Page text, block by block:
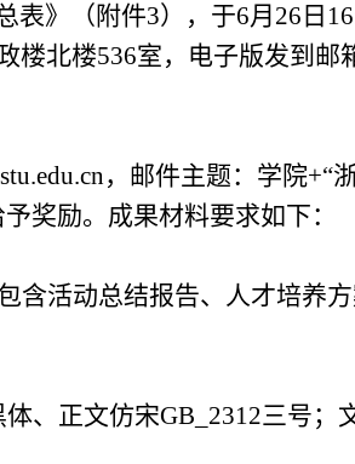
表》（附件3），于6月26 日
楼北楼536室，电子版发到邮
，邮件主题：学院+“
奖励。成果材料要求如下：
含活动总结报告、人才培养
、正文仿宋GB_2312三号；